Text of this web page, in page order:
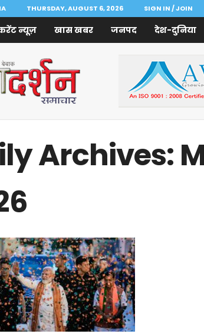
THURSDAY, AUGUST 6, 2026 SIGN IN / JOIN
न्यूज़ खास खबर जनपद देश-दुनिया
Archives: